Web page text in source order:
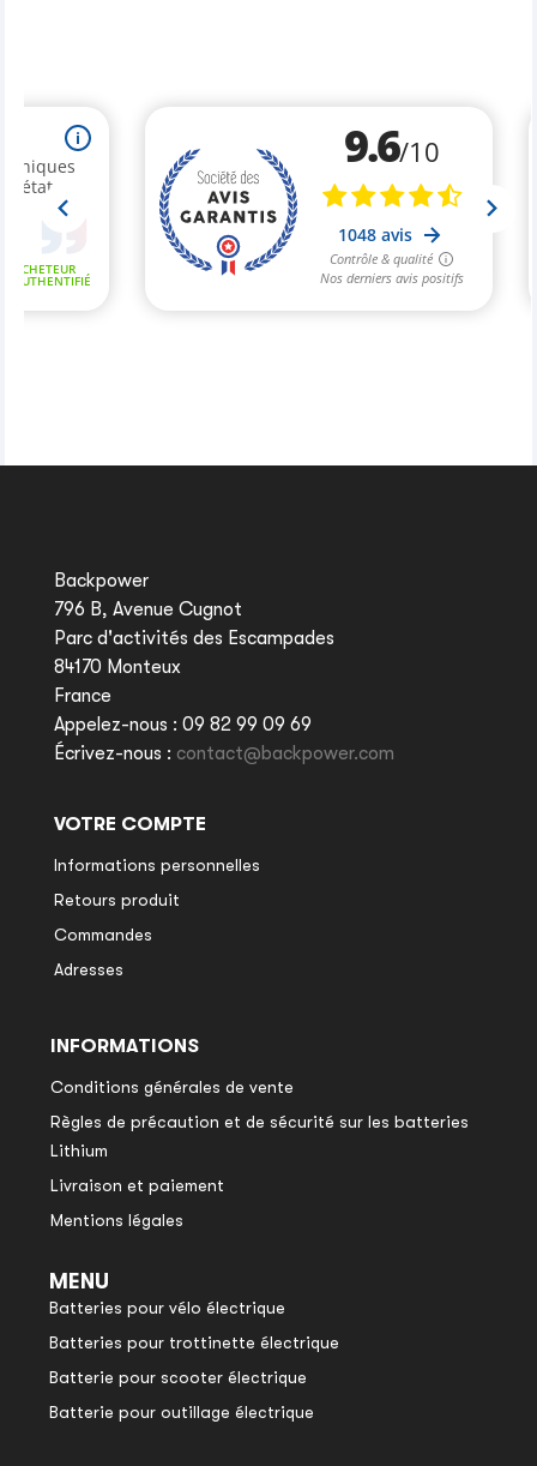
Backpower
796 B, Avenue Cugnot
Parc d'activités des Escampades
84170 Monteux
France
Appelez-nous : 09 82 99 09 69
Écrivez-nous : contact@backpower.com
VOTRE COMPTE
Informations personnelles
Retours produit
Commandes
Adresses
INFORMATIONS
Conditions générales de vente
Règles de précaution et de sécurité sur les batteries
Lithium
Livraison et paiement
Mentions légales
MENU
Batteries pour vélo électrique
Batteries pour trottinette électrique
Batterie pour scooter électrique
Batterie pour outillage électrique